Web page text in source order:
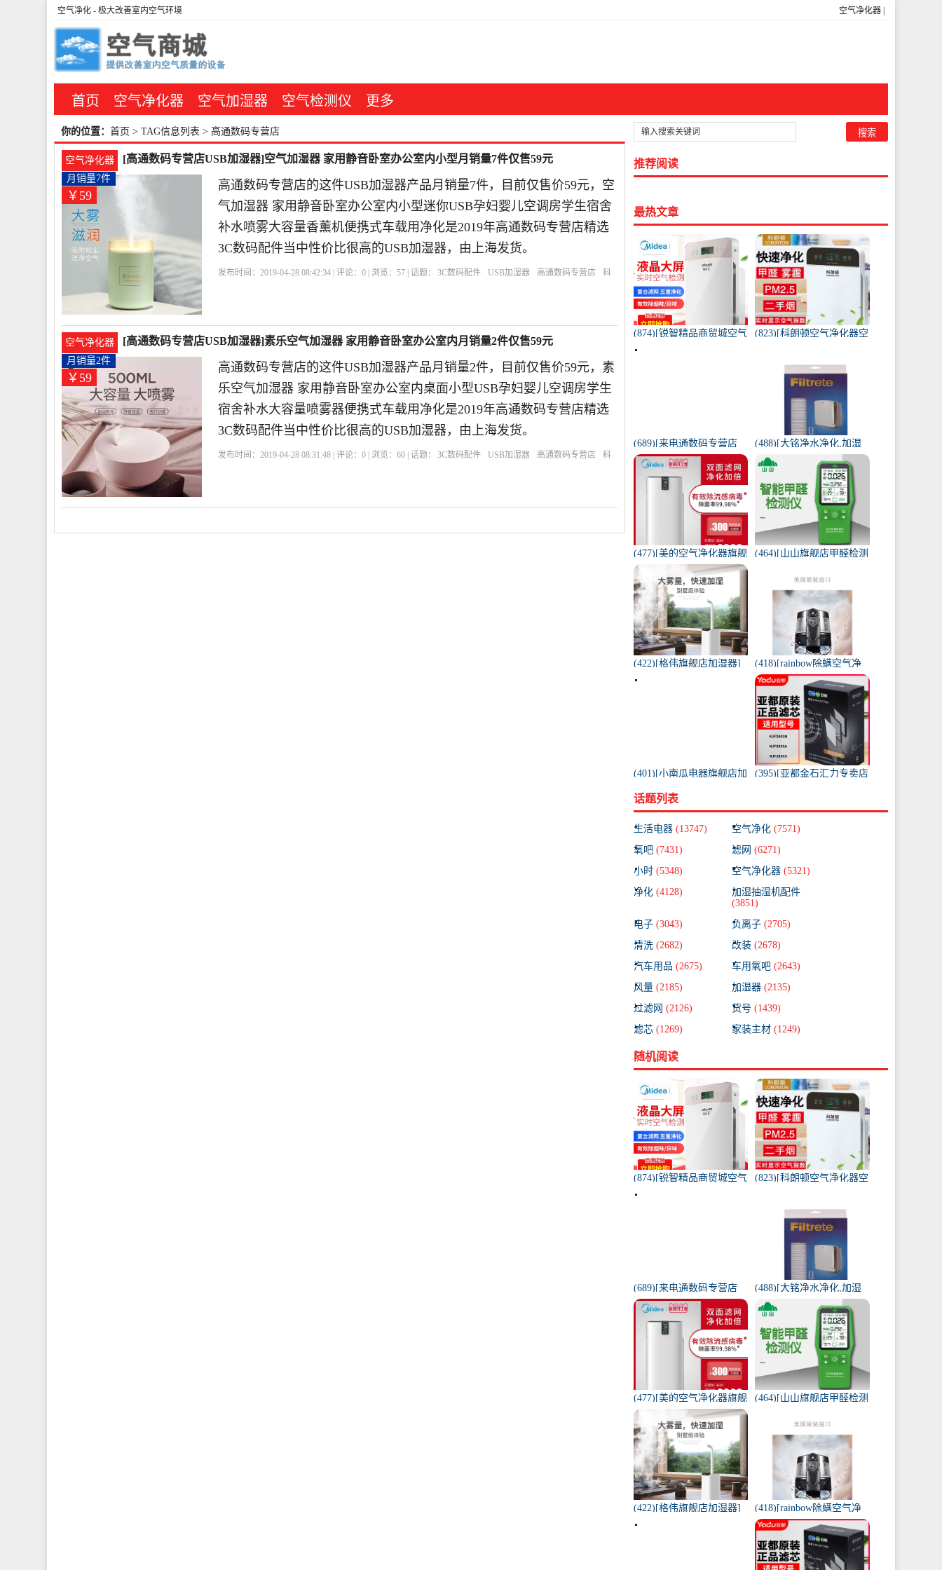
空气净化器
空气净化 - 极大改善室内空气环境
首页 空气净化器 空气加湿器 空气检测仪 更多
你的位置： 首页 > TAG信息列表 > 高通数码专营店
空气净化器 [高通数码专营店USB加湿器]空气加湿器 家用静音卧室办公室内小型月销量7件仅售59元
￥59
月销量7件
高通数码专营店的这件USB加湿器产品月销量7件，目前仅售价59元，空
气加湿器 家用静音卧室办公室内小型迷你USB孕妇婴儿空调房学生宿舍
补水喷雾大容量香薰机便携式车载用净化是2019年高通数码专营店精选
3C数码配件当中性价比很高的USB加湿器，由上海发货。
发布时间：2019-04-28 08:42:34 | 评论：0 | 浏览：57 | 话题： 3C数码配件 USB加湿器 高通数码专营店
科
空气净化器 [高通数码专营店USB加湿器]素乐空气加湿器 家用静音卧室办公室内月销量2件仅售59元
￥59
月销量2件
高通数码专营店的这件USB加湿器产品月销量2件，目前仅售价59元，素
乐空气加湿器 家用静音卧室办公室内桌面小型USB孕妇婴儿空调房学生
宿舍补水大容量喷雾器便携式车载用净化是2019年高通数码专营店精选
3C数码配件当中性价比很高的USB加湿器，由上海发货。
发布时间：2019-04-28 08:31:48 | 评论：0 | 浏览：60 | 话题： 3C数码配件 USB加湿器 高通数码专营店
科
推荐阅读
最热文章
(874)[锐智精品商贸城空气
净化器]小米品质车载空气
(823)[科朗顿空气净化器空
雾月销量9件仅售168元
(689)[来电通数码专营店
USB加湿器]加湿器家用静
音卧室小米小型空气无线
可月销量213件仅售29元
(488)[大铭净水净化,加湿
抽湿机配件]3M菲尔萃空
气净化器静电滤网FACF月
销量1件仅售199元
(477)[美的空气净化器旗舰
店空气净化,氧吧]美的空气
净化器家用除甲醛月销量
170件仅售3698元
(464)[山山旗舰店甲醛检测
苯空气质量专业家月销量
12件仅售298元
(422)[格伟旗舰店加湿器]
工业加湿器大容量空气家
(418)[rainbow除螨空气净
化,氧吧]美国原装进口水过
滤RAINBOW空气月销量0
件仅售31920元
(401)[小南瓜电器旗舰店加
音卧室月销量198件仅售
59.9元
(395)[亚都金石汇力专卖店
KJF28月销量0件仅售249元
话题列表
生活电器 (13747) 空气净化 (7571)
氧吧 (7431) 滤网 (6271)
小时 (5348) 空气净化器 (5321)
净化 (4128)
加湿抽湿机配件
(3851)
电子 (3043) 负离子 (2705)
清洗 (2682) 改装 (2678)
汽车用品 (2675) 车用氧吧 (2643)
风量 (2185) 加湿器 (2135)
过滤网 (2126) 货号 (1439)
滤芯 (1269) 家装主材 (1249)
随机阅读
(874)[锐智精品商贸城空气
净化器]小米品质车载空气
(823)[科朗顿空气净化器空
雾月销量9件仅售168元
(689)[来电通数码专营店
USB加湿器]加湿器家用静
音卧室小米小型空气无线
可月销量213件仅售29元
(488)[大铭净水净化,加湿
抽湿机配件]3M菲尔萃空
气净化器静电滤网FACF月
销量1件仅售199元
(477)[美的空气净化器旗舰
店空气净化,氧吧]美的空气
净化器家用除甲醛月销量
170件仅售3698元
(464)[山山旗舰店甲醛检测
苯空气质量专业家月销量
12件仅售298元
(422)[格伟旗舰店加湿器]
工业加湿器大容量空气家
(418)[rainbow除螨空气净
化,氧吧]美国原装进口水过
滤RAINBOW空气月销量0
件仅售31920元